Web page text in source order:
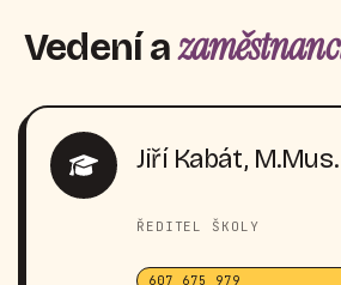
Vedení a
Jiří Kabát, M.Mus.
ŘEDITEL ŠKOLY
607 675 979